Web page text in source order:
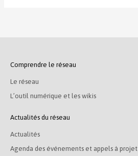
Comprendre le réseau
Le réseau
L’outil numérique et les wikis
Actualités du réseau
Actualités
Agenda des événements et appels à projet